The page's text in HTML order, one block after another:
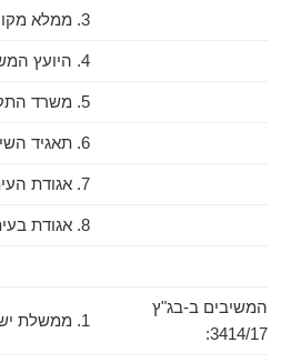
3. ממלא מקום שר התקשורת
4. היועץ המשפטי לממשלה
5. משרד התקשורת
6. תאגיד השידור הישראלי "כאן"
7. אגודת העיתונאים בירושלים
8. אגודת בעיתונאים בת"א
המשיבים ב-בג"ץ
3414/17:
1. ממשלת ישראל